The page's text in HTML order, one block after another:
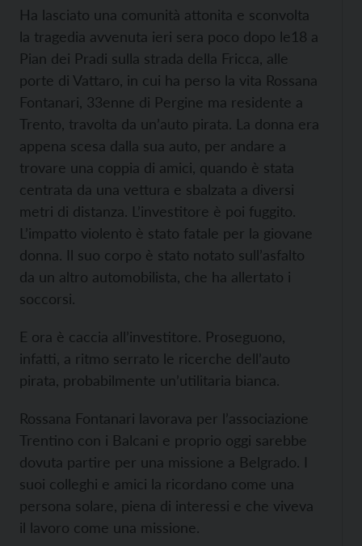
Ha lasciato una comunità attonita e sconvolta
la tragedia avvenuta ieri sera poco dopo le18 a
Pian dei Pradi sulla strada della Fricca, alle
porte di Vattaro, in cui ha perso la vita Rossana
Fontanari, 33enne di Pergine ma residente a
Trento, travolta da un’auto pirata. La donna era
appena scesa dalla sua auto, per andare a
trovare una coppia di amici, quando è stata
centrata da una vettura e sbalzata a diversi
metri di distanza. L’investitore è poi fuggito.
L’impatto violento è stato fatale per la giovane
donna. Il suo corpo è stato notato sull’asfalto
da un altro automobilista, che ha allertato i
soccorsi.
E ora è caccia all’investitore. Proseguono,
infatti, a ritmo serrato le ricerche dell’auto
pirata, probabilmente un’utilitaria bianca.
Rossana Fontanari lavorava per l’associazione
Trentino con i Balcani e proprio oggi sarebbe
dovuta partire per una missione a Belgrado. I
suoi colleghi e amici la ricordano come una
persona solare, piena di interessi e che viveva
il lavoro come una missione.